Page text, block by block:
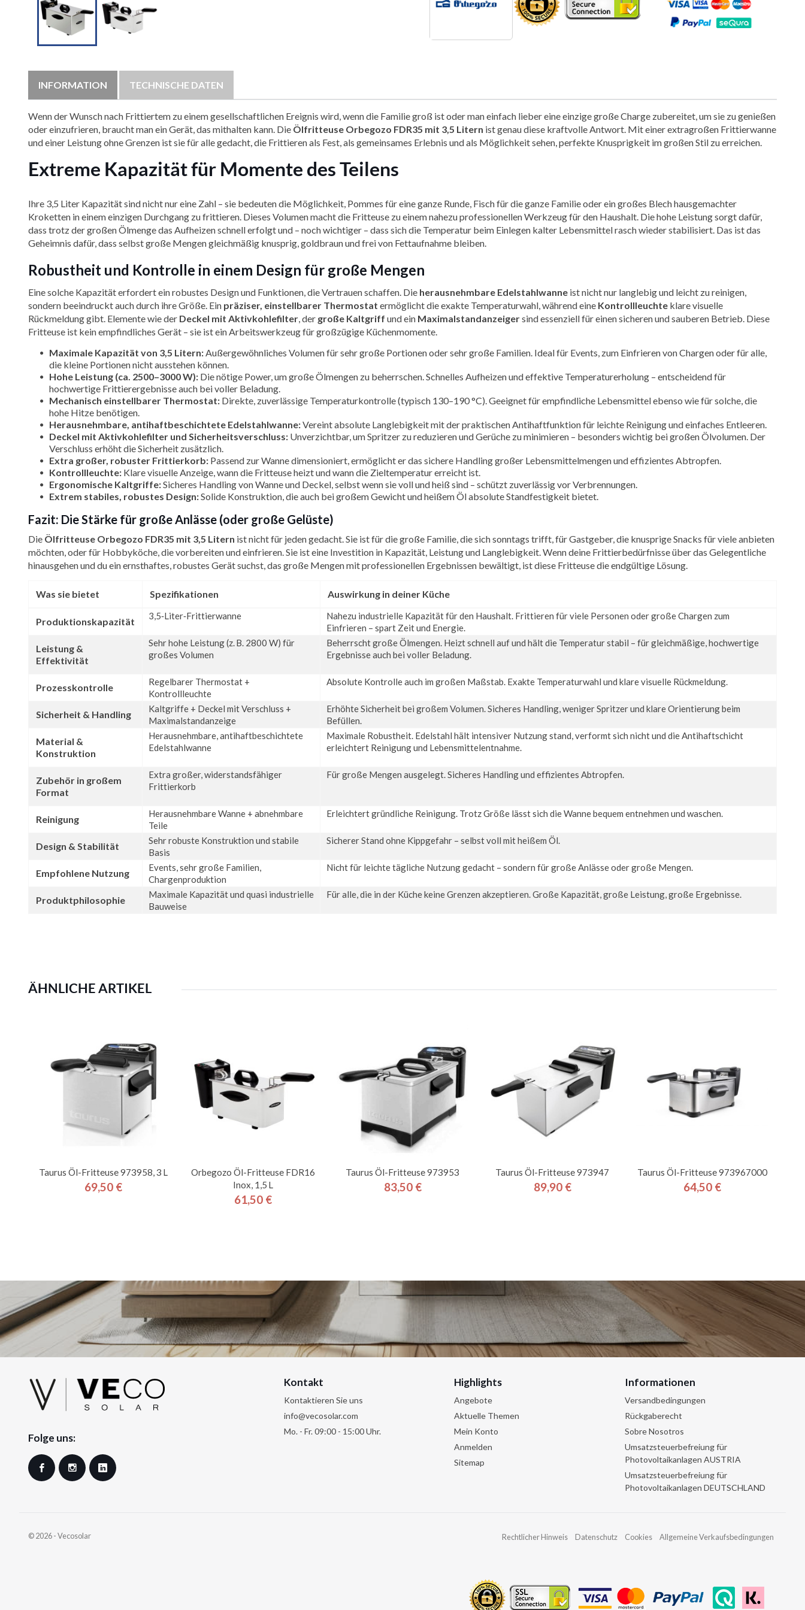
INFORMATION TECHNISCHE DATEN
Wenn der Wunsch nach Frittiertem zu einem gesellschaftlichen Ereignis wird, wenn die Familie groß ist oder man einfach lieber eine einzige große Charge zubereitet, um sie zu genießen
oder einzufrieren, braucht man ein Gerät, das mithalten kann. Die Ölfritteuse Orbegozo FDR35 mit 3,5 Litern ist genau diese kraftvolle Antwort. Mit einer extragroßen Frittierwanne
und einer Leistung ohne Grenzen ist sie für alle gedacht, die Frittieren als Fest, als gemeinsames Erlebnis und als Möglichkeit sehen, perfekte Knusprigkeit im großen Stil zu erreichen.
Extreme Kapazität für Momente des Teilens
Ihre 3,5 Liter Kapazität sind nicht nur eine Zahl – sie bedeuten die Möglichkeit, Pommes für eine ganze Runde, Fisch für die ganze Familie oder ein großes Blech hausgemachter
Kroketten in einem einzigen Durchgang zu frittieren. Dieses Volumen macht die Fritteuse zu einem nahezu professionellen Werkzeug für den Haushalt. Die hohe Leistung sorgt dafür,
dass trotz der großen Ölmenge das Aufheizen schnell erfolgt und – noch wichtiger – dass sich die Temperatur beim Einlegen kalter Lebensmittel rasch wieder stabilisiert. Das ist das
Geheimnis dafür, dass selbst große Mengen gleichmäßig knusprig, goldbraun und frei von Fettaufnahme bleiben.
Robustheit und Kontrolle in einem Design für große Mengen
Eine solche Kapazität erfordert ein robustes Design und Funktionen, die Vertrauen schaffen. Die herausnehmbare Edelstahlwanne ist nicht nur langlebig und leicht zu reinigen,
sondern beeindruckt auch durch ihre Größe. Ein präziser, einstellbarer Thermostat ermöglicht die exakte Temperaturwahl, während eine Kontrollleuchte klare visuelle
Rückmeldung gibt. Elemente wie der Deckel mit Aktivkohlefilter , der große Kaltgriff und ein Maximalstandanzeigersind essenziell für einen sicheren und sauberen Betrieb. Diese
Fritteuse ist kein empfindliches Gerät – sie ist ein Arbeitswerkzeug für großzügige Küchenmomente.
Maximale Kapazität von 3,5 Litern:Außergewöhnliches Volumen für sehr große Portionen oder sehr große Familien. Ideal für Events, zum Einfrieren von Chargen oder für alle,
die kleine Portionen nicht ausstehen können.
Hohe Leistung (ca. 2500–3000 W): Die nötige Power, um große Ölmengen zu beherrschen. Schnelles Aufheizen und effektive Temperaturerholung – entscheidend für
hochwertige Frittierergebnisse auch bei voller Beladung.
Mechanisch einstellbarer Thermostat: Direkte, zuverlässige Temperaturkontrolle (typisch 130–190 °C). Geeignet für empfindliche Lebensmittel ebenso wie für solche, die
hohe Hitze benötigen.
Herausnehmbare, antihaftbeschichtete Edelstahlwanne:Vereint absolute Langlebigkeit mit der praktischen Antihaftfunktion für leichte Reinigung und einfaches Entleeren.
Deckel mit Aktivkohlefilter und Sicherheitsverschluss: Unverzichtbar, um Spritzer zu reduzieren und Gerüche zu minimieren – besonders wichtig bei großen Ölvolumen. Der
Verschluss erhöht die Sicherheit zusätzlich.
Extra großer, robuster Frittierkorb: Passend zur Wanne dimensioniert, ermöglicht er das sichere Handling großer Lebensmittelmengen und effizientes Abtropfen.
Kontrollleuchte: Klare visuelle Anzeige, wann die Fritteuse heizt und wann die Zieltemperatur erreicht ist.
Ergonomische Kaltgriffe:Sicheres Handling von Wanne und Deckel, selbst wenn sie voll und heiß sind – schützt zuverlässig vor Verbrennungen.
Extrem stabiles, robustes Design:Solide Konstruktion, die auch bei großem Gewicht und heißem Öl absolute Standfestigkeit bietet.
Fazit: Die Stärke für große Anlässe (oder große Gelüste)
Die Ölfritteuse Orbegozo FDR35 mit 3,5 Litern ist nicht für jeden gedacht. Sie ist für die große Familie, die sich sonntags trifft, für Gastgeber, die knusprige Snacks für viele anbieten
möchten, oder für Hobbyköche, die vorbereiten und einfrieren. Sie ist eine Investition in Kapazität, Leistung und Langlebigkeit. Wenn deine Frittierbedürfnisse über das Gelegentliche
hinausgehen und du ein ernsthaftes, robustes Gerät suchst, das große Mengen mit professionellen Ergebnissen bewältigt, ist diese Fritteuse die endgültige Lösung.
Was sie bietet Spezifikationen Auswirkung in deiner Küche
Produktionskapazität 3,5‑Liter‑Frittierwanne
Nahezu industrielle Kapazität für den Haushalt. Frittieren für viele Personen oder große Chargen zum
Einfrieren – spart Zeit und Energie.
Leistung &
Effektivität
Sehr hohe Leistung (z. B. 2800 W) für
großes Volumen
Beherrscht große Ölmengen. Heizt schnell auf und hält die Temperatur stabil – für gleichmäßige, hochwertige
Ergebnisse auch bei voller Beladung.
Prozesskontrolle
Regelbarer Thermostat +
Kontrollleuchte
Absolute Kontrolle auch im großen Maßstab. Exakte Temperaturwahl und klare visuelle Rückmeldung.
Sicherheit & Handling
Kaltgriffe + Deckel mit Verschluss +
Maximalstandanzeige
Erhöhte Sicherheit bei großem Volumen. Sicheres Handling, weniger Spritzer und klare Orientierung beim
Befüllen.
Material &
Konstruktion
Herausnehmbare, antihaftbeschichtete
Edelstahlwanne
Maximale Robustheit. Edelstahl hält intensiver Nutzung stand, verformt sich nicht und die Antihaftschicht
erleichtert Reinigung und Lebensmittelentnahme.
Zubehör in großem
Format
Extra großer, widerstandsfähiger
Frittierkorb
Für große Mengen ausgelegt. Sicheres Handling und effizientes Abtropfen.
Reinigung
Herausnehmbare Wanne + abnehmbare
Teile
Erleichtert gründliche Reinigung. Trotz Größe lässt sich die Wanne bequem entnehmen und waschen.
Design & Stabilität
Sehr robuste Konstruktion und stabile
Basis
Sicherer Stand ohne Kippgefahr – selbst voll mit heißem Öl.
Empfohlene Nutzung
Events, sehr große Familien,
Chargenproduktion
Nicht für leichte tägliche Nutzung gedacht – sondern für große Anlässe oder große Mengen.
Produktphilosophie
Maximale Kapazität und quasi industrielle
Bauweise
Für alle, die in der Küche keine Grenzen akzeptieren. Große Kapazität, große Leistung, große Ergebnisse.
ÄHNLICHE ARTIKEL
Taurus Öl-Fritteuse 973958, 3 L
Preis
69,50 €
Orbegozo Öl-Fritteuse FDR16
Inox, 1,5 L
Preis
61,50 €
Taurus Öl-Fritteuse 973953
Preis
83,50 €
Taurus Öl-Fritteuse 973947
Preis
89,90 €
Taurus Öl-Fritteuse 973967000
Preis
64,50 €
Folge uns:
Facebook Instagram
Kontakt
Kontaktieren Sie uns
info@vecosolar.com
Mo. - Fr. 09:00 - 15:00 Uhr.
Highlights
Angebote
Aktuelle Themen
Mein Konto
Anmelden
Sitemap
Informationen
Versandbedingungen
Rückgaberecht
Sobre Nosotros
Umsatzsteuerbefreiung für
Photovoltaikanlagen AUSTRIA
Umsatzsteuerbefreiung für
Photovoltaikanlagen DEUTSCHLAND
© 2026 - Vecosolar Rechtlicher Hinweis Datenschutz Cookies Allgemeine Verkaufsbedingungen